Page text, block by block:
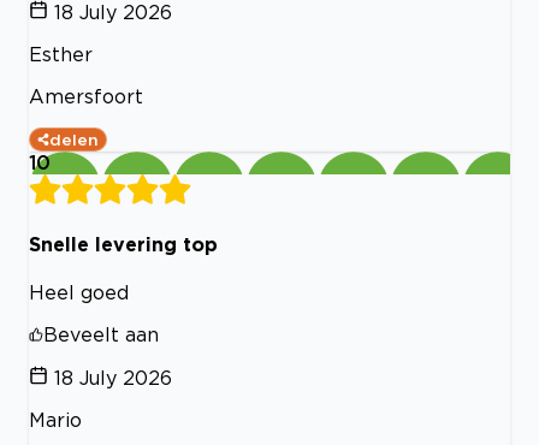
18 July 2026
Esther
Amersfoort
delen
10
Snelle levering top
Heel goed
Beveelt aan
18 July 2026
Mario